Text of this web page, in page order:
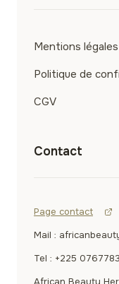
Mentions légales
Politique de
CGV
Contact
Page contact
Mail :
Tel : +225